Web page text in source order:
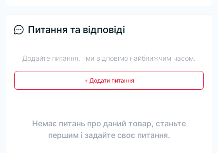
Питання та відповіді
Додайте питання, і ми відповімо найближчим часом.
+ Додати питання
Немає питань про даний товар, станьте
першим і задайте своє питання.